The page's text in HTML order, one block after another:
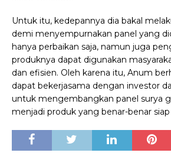
Untuk itu, kedepannya dia bakal
demi menyempurnakan panel yang
hanya perbaikan saja, namun juga
produknya dapat digunakan
dan efisien. Oleh karena itu, Anum
dapat bekerjasama dengan investor
untuk mengembangkan panel surya
menjadi produk yang benar-benar